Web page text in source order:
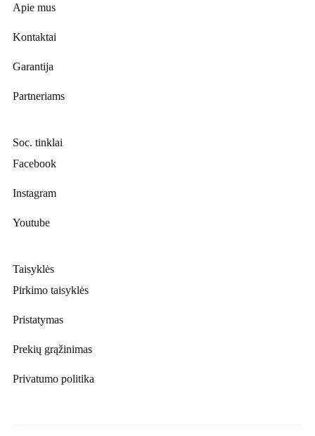
Apie mus
Kontaktai
Garantija
Partneriams
Soc. tinklai
Facebook
Instagram
Youtube
Taisyklės
Pirkimo taisyklės
Pristatymas
Prekių grąžinimas
Privatumo politika